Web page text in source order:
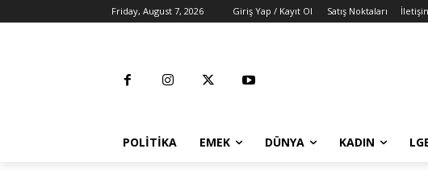
Friday, August 7, 2026 Giriş Yap / Kayıt Ol Satış Noktaları
POLITIKA EMEK DÜNYA KADIN